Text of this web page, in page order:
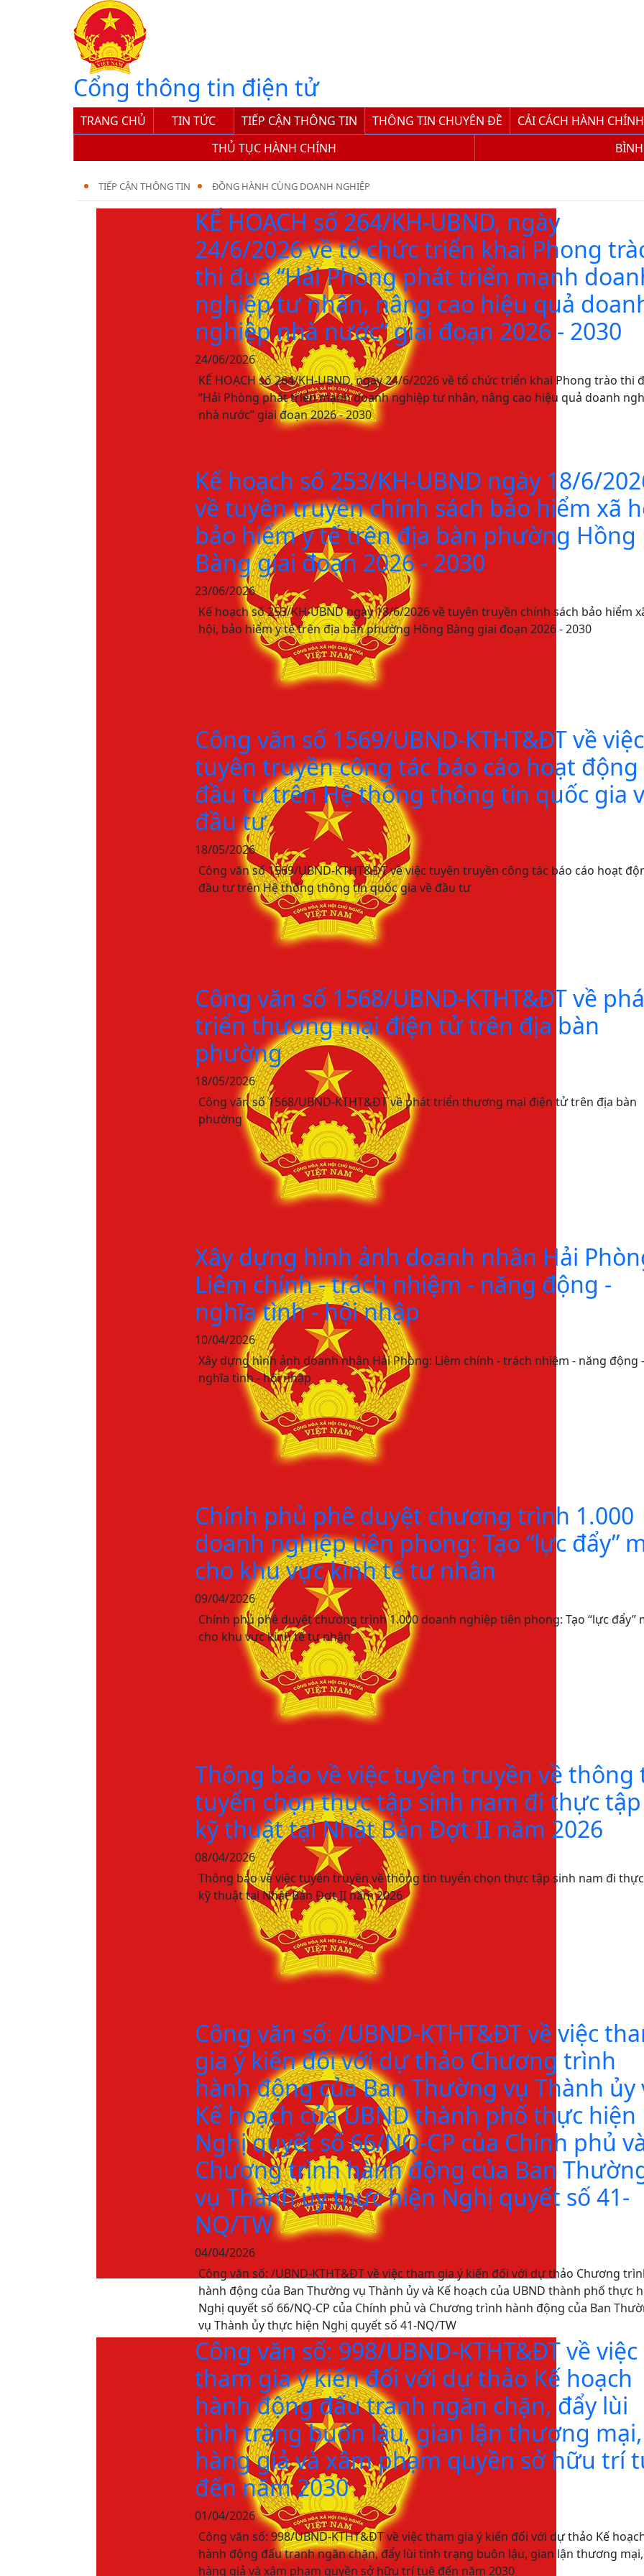
Cổng thông tin điện tử
TRANG CHỦ TIN TỨC TIẾP CẬN THÔNG TIN THÔNG TIN CHUYÊN ĐỀ
CẢI CÁCH HÀNH
THỦ TỤC HÀNH CHÍNH
TIẾP CẬN THÔNG TIN ĐỒNG HÀNH CÙNG DOANH NGHIỆP
KẾ HOẠCH số 264/KH-UBND, ngày
24/6/2026 về tổ chức triển khai Phong
thi đua “Hải Phòng phát triển mạnh
nghiệp tư nhân, nâng cao hiệu quả
nghiệp nhà nước” giai đoạn 2026 - 2030
24/06/2026
KẾ HOẠCH số 264/KH-UBND, ngày 24/6/2026 về tổ chức triển khai Phong trào thi
“Hải Phòng phát triển mạnh doanh nghiệp tư nhân, nâng cao hiệu quả doanh
nhà nước” giai đoạn 2026 - 2030
Kế hoạch số 253/KH-UBND ngày 18/6/
về tuyên truyền chính sách bảo hiểm xã
bảo hiểm y tế trên địa bàn phường Hồng
Bàng giai đoạn 2026 - 2030
23/06/2026
Kế hoạch số 253/KH-UBND ngày 18/6/2026 về tuyên truyền chính sách bảo hiểm
hội, bảo hiểm y tế trên địa bàn phường Hồng Bàng giai đoạn 2026 - 2030
Công văn số 1569/UBND-KTHT&ĐT về việc
tuyên truyền công tác báo cáo hoạt động
đầu tư trên Hệ thống thông tin quốc gia
đầu tư
18/05/2026
Công văn số 1569/UBND-KTHT&ĐT về việc tuyên truyền công tác báo cáo hoạt
đầu tư trên Hệ thống thông tin quốc gia về đầu tư
Công văn số 1568/UBND-KTHT&ĐT về
triển thương mại điện tử trên địa bàn
phường
18/05/2026
Công văn số 1568/UBND-KTHT&ĐT về phát triển thương mại điện tử trên địa bàn
phường
Xây dựng hình ảnh doanh nhân Hải
Liêm chính - trách nhiệm - năng động -
nghĩa tình - hội nhập
10/04/2026
Xây dựng hình ảnh doanh nhân Hải Phòng: Liêm chính - trách nhiệm - năng động
nghĩa tình - hội nhập
Chính phủ phê duyệt chương trình 1.000
doanh nghiệp tiên phong: Tạo “lực đẩy”
cho khu vực kinh tế tư nhân
09/04/2026
Chính phủ phê duyệt chương trình 1.000 doanh nghiệp tiên phong: Tạo “lực đẩy”
cho khu vực kinh tế tư nhân
Thông báo về việc tuyên truyền về thông
tuyển chọn thực tập sinh nam đi thực tập
kỹ thuật tại Nhật Bản Đợt II năm 2026
08/04/2026
Thông báo về việc tuyên truyền về thông tin tuyển chọn thực tập sinh nam đi
kỹ thuật tại Nhật Bản Đợt II năm 2026
Công văn số: /UBND-KTHT&ĐT về việc
gia ý kiến đối với dự thảo Chương trình
hành động của Ban Thường vụ Thành ủy
Kế hoạch của UBND thành phố thực hiện
Nghị quyết số 66/NQ-CP của Chính phủ
Chương trình hành động của Ban
vụ Thành ủy thực hiện Nghị quyết số 41-
NQ/TW
04/04/2026
Công văn số: /UBND-KTHT&ĐT về việc tham gia ý kiến đối với dự thảo Chương
hành động của Ban Thường vụ Thành ủy và Kế hoạch của UBND thành phố thực
Nghị quyết số 66/NQ-CP của Chính phủ và Chương trình hành động của Ban
vụ Thành ủy thực hiện Nghị quyết số 41-NQ/TW
Công văn số: 998/UBND-KTHT&ĐT về việc
tham gia ý kiến đối với dự thảo Kế hoạch
hành động đấu tranh ngăn chặn, đẩy lùi
tình trạng buôn lậu, gian lận thương mại,
hàng giả và xâm phạm quyền sở hữu trí
đến năm 2030
01/04/2026
Công văn số: 998/UBND-KTHT&ĐT về việc tham gia ý kiến đối với dự thảo Kế
hành động đấu tranh ngăn chặn, đẩy lùi tình trạng buôn lậu, gian lận thương mại,
hàng giả và xâm phạm quyền sở hữu trí tuệ đến năm 2030